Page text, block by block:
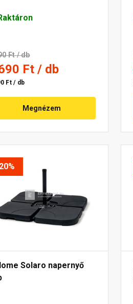
Ft/ db
Ft / db
Ft / db
Megnézem
Solaro napernyő